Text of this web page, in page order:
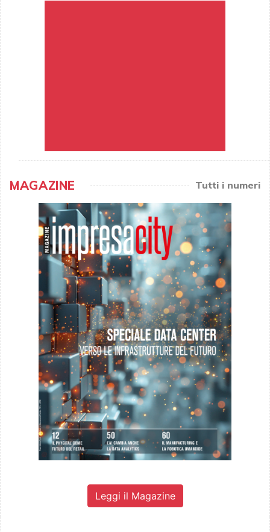
MAGAZINE Tutti i numeri
Leggi il Magazine